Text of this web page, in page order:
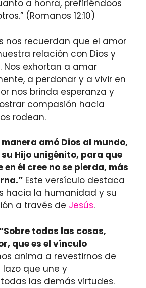
a honra, prefiriéndoos
(Romanos 12:10)
nos recuerdan que el amor
relación con Dios y
Nos exhortan a amar
a perdonar y a vivir en
nos brinda esperanza y
compasión hacia
rodean.
amó Dios al mundo,
Hijo unigénito, para que
él cree no se pierda, más
Este versículo destaca
hacia la humanidad y su
a través de Jesús.
todas las cosas,
que es el vínculo
anima a revestirnos de
que une y
las demás virtudes.